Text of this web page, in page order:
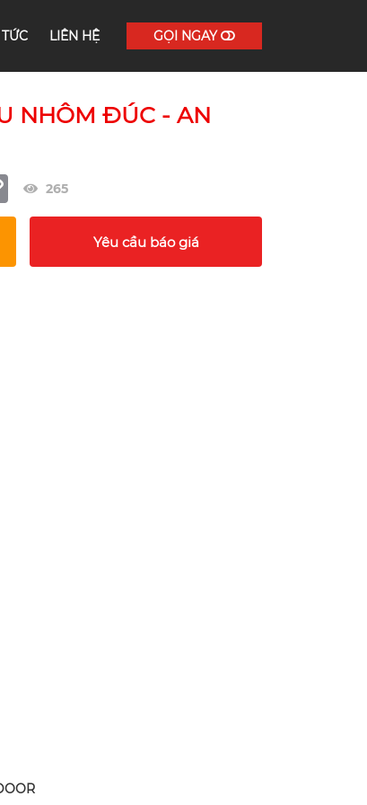
LIÊN HỆ GỌI NGAY
NHÔM ĐÚC - AN
Copy
Link
265
Yêu cầu báo giá